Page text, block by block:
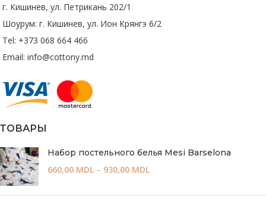
г. Кишинев, ул. Петрикань 202/1
Шоурум: г. Кишинев, ул. Ион Крянгэ 6/2
Tel: +373 068 664 466
Email: info@cottony.md
ТОВАРЫ
Набор постельного белья Mesi Barselona
660,00 MDL – 930,00 MDL